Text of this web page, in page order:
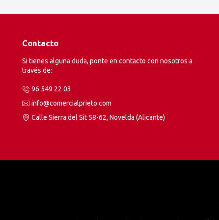
Contacto
Si tienes alguna duda, ponte en contacto con nosotros a
través de:
96 549 22 03
info@comercialprieto.com
Calle Sierra del Sit 58-62, Novelda (Alicante)